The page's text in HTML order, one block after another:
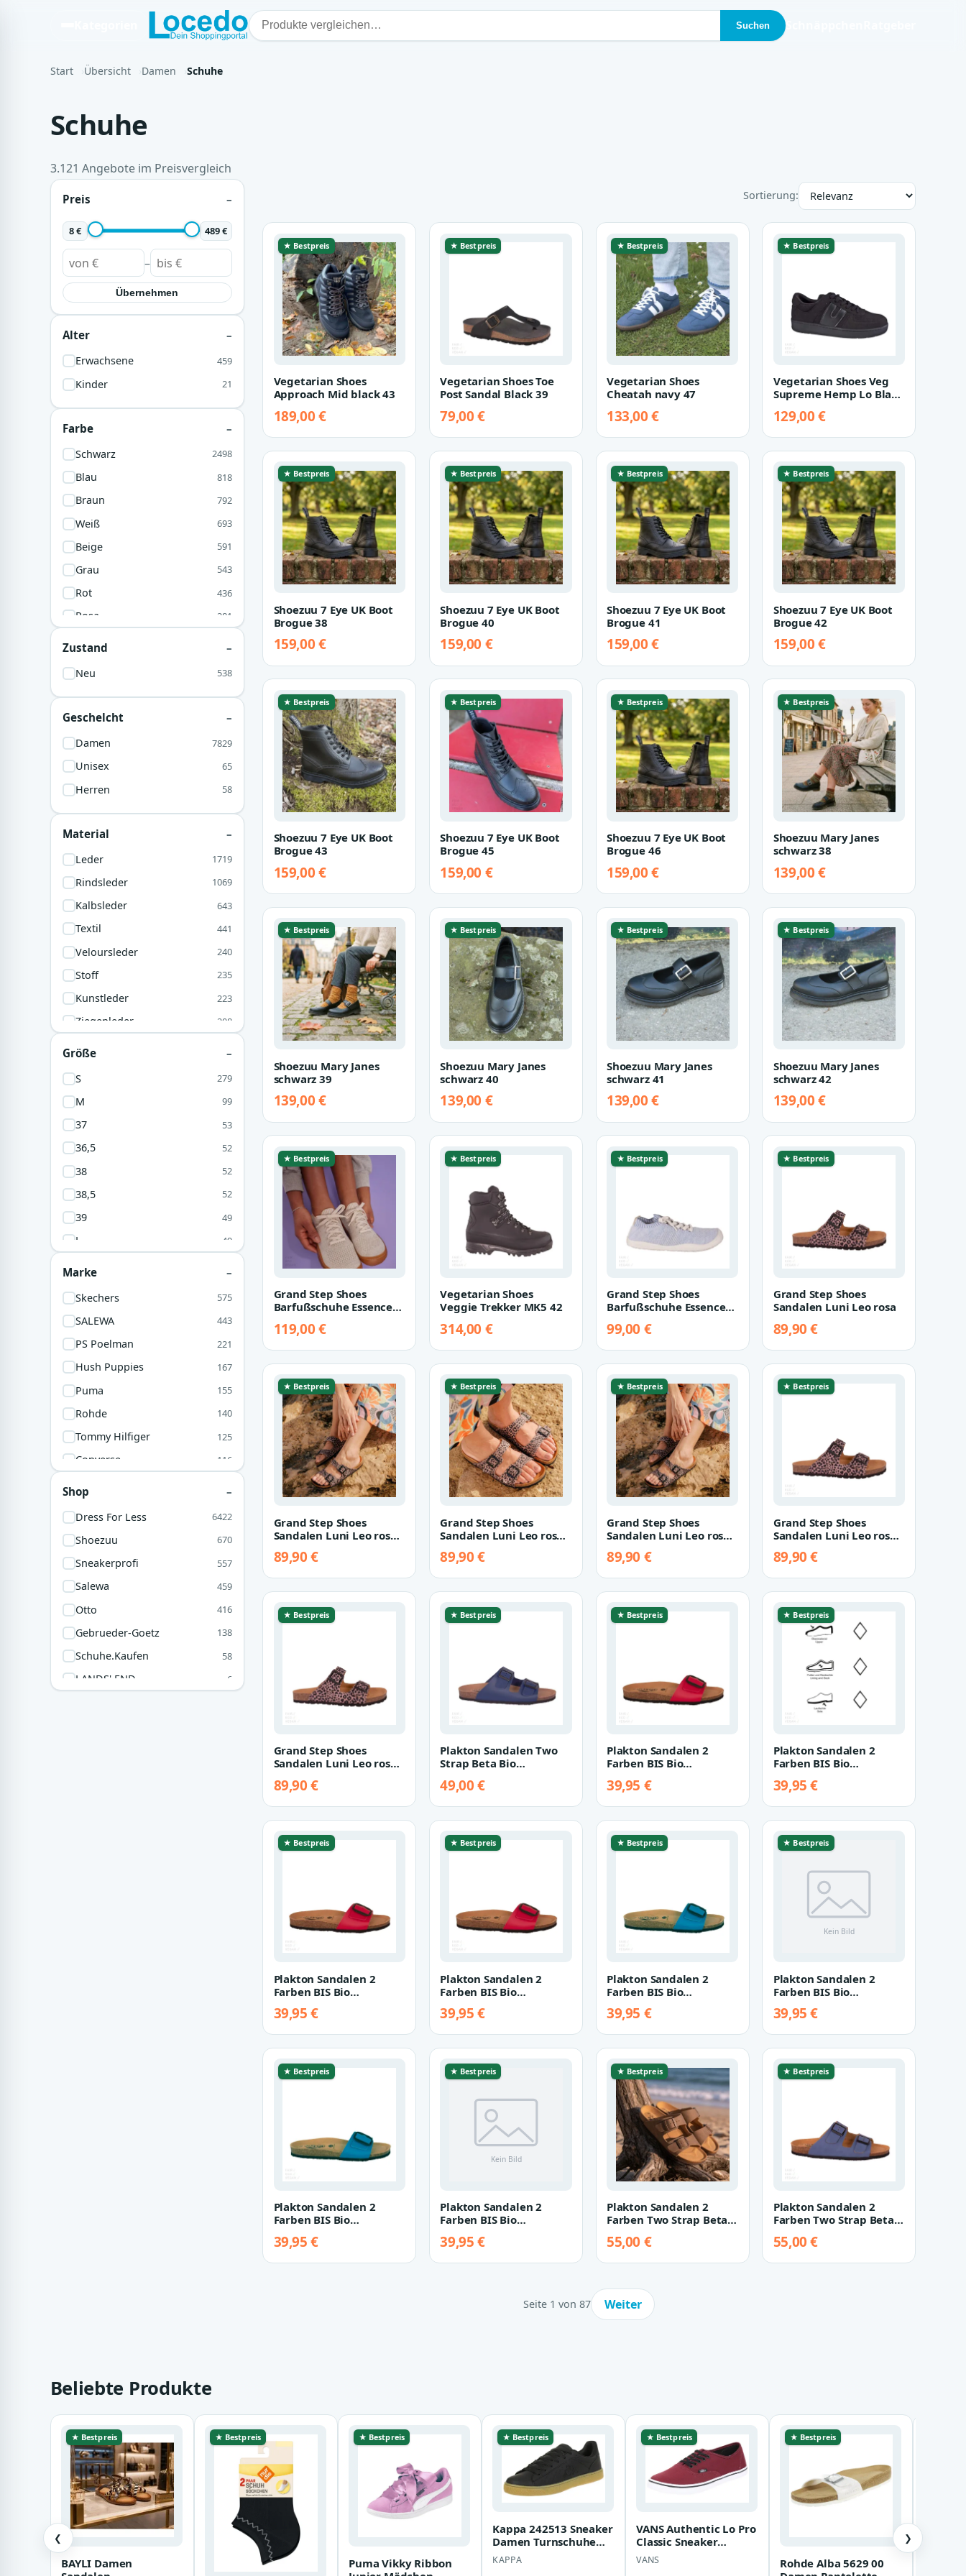
Suchen
Start Übersicht Damen Schuhe
Schuhe
3.121 Angebote im Preisvergleich
Preis
8 € 489 €
–
Übernehmen
Alter
Erwachsene 459
Kinder 21
Farbe
Schwarz 2498
Blau 818
Braun 792
Weiß 693
Beige 591
Grau 543
Rot 436
Rosa 281
Zustand
Neu 538
Geschelcht
Damen 7829
Unisex 65
Herren 58
Material
Leder 1719
Rindsleder 1069
Kalbsleder 643
Textil 441
Veloursleder 240
Stoff 235
Kunstleder 223
Ziegenleder 208
30% Polyester 50
Kautschuk 46
Obermaterial Aus Textil 45
Größe
S 279
M 99
37 53
36,5 52
38 52
38,5 52
39 49
L 49
43 9
35 8
Gr. 35 6
Marke
Skechers 575
SALEWA 443
PS Poelman 221
Hush Puppies 167
Puma 155
Rohde 140
Tommy Hilfiger 125
Converse 116
Crocs 35
Shop
Dress For Less 6422
Shoezuu 670
Sneakerprofi 557
Salewa 459
Otto 416
Gebrueder-Goetz 138
Schuhe.kaufen 58
LANDS' END 6
Sortierung:
★ Bestpreis
Vegetarian Shoes
Approach Mid black 43
189,00 €
★ Bestpreis
Vegetarian Shoes Toe
Post Sandal Black 39
79,00 €
★ Bestpreis
Vegetarian Shoes
Cheatah navy 47
133,00 €
★ Bestpreis
Vegetarian Shoes Veg
Supreme Hemp Lo Black
129,00 €
★ Bestpreis
Shoezuu 7 Eye UK Boot
Brogue 38
159,00 €
★ Bestpreis
Shoezuu 7 Eye UK Boot
Brogue 40
159,00 €
★ Bestpreis
Shoezuu 7 Eye UK Boot
Brogue 41
159,00 €
★ Bestpreis
Shoezuu 7 Eye UK Boot
Brogue 42
159,00 €
★ Bestpreis
Shoezuu 7 Eye UK Boot
Brogue 43
159,00 €
★ Bestpreis
Shoezuu 7 Eye UK Boot
Brogue 45
159,00 €
★ Bestpreis
Shoezuu 7 Eye UK Boot
Brogue 46
159,00 €
★ Bestpreis
Shoezuu Mary Janes
schwarz 38
139,00 €
★ Bestpreis
Shoezuu Mary Janes
schwarz 39
139,00 €
★ Bestpreis
Shoezuu Mary Janes
schwarz 40
139,00 €
★ Bestpreis
Shoezuu Mary Janes
schwarz 41
139,00 €
★ Bestpreis
Shoezuu Mary Janes
schwarz 42
139,00 €
★ Bestpreis
Grand Step Shoes
Barfußschuhe Essence
119,00 €
★ Bestpreis
Vegetarian Shoes
Veggie Trekker MK5 42
314,00 €
★ Bestpreis
Grand Step Shoes
Barfußschuhe Essence
99,00 €
★ Bestpreis
Grand Step Shoes
Sandalen Luni Leo rosa
89,90 €
★ Bestpreis
Grand Step Shoes
Sandalen Luni Leo rosa
89,90 €
★ Bestpreis
Grand Step Shoes
Sandalen Luni Leo rosa
89,90 €
★ Bestpreis
Grand Step Shoes
Sandalen Luni Leo rosa
89,90 €
★ Bestpreis
Grand Step Shoes
Sandalen Luni Leo rosa
89,90 €
★ Bestpreis
Grand Step Shoes
Sandalen Luni Leo rosa
89,90 €
★ Bestpreis
Plakton Sandalen Two
Strap Beta Bio
49,00 €
★ Bestpreis
Plakton Sandalen 2
Farben BIS Bio
39,95 €
★ Bestpreis
Plakton Sandalen 2
Farben BIS Bio
39,95 €
★ Bestpreis
Plakton Sandalen 2
Farben BIS Bio
39,95 €
★ Bestpreis
Plakton Sandalen 2
Farben BIS Bio
39,95 €
★ Bestpreis
Plakton Sandalen 2
Farben BIS Bio
39,95 €
★ Bestpreis
Plakton Sandalen 2
Farben BIS Bio
39,95 €
★ Bestpreis
Plakton Sandalen 2
Farben BIS Bio
39,95 €
★ Bestpreis
Plakton Sandalen 2
Farben BIS Bio
39,95 €
★ Bestpreis
Plakton Sandalen 2
Farben Two Strap Beta
55,00 €
★ Bestpreis
Plakton Sandalen 2
Farben Two Strap Beta
55,00 €
Seite 1 von 87 Weiter
Beliebte Produkte
❮
★ Bestpreis
BAYLI Damen
★ Bestpreis ★ Bestpreis
Puma Vikky Ribbon
★ Bestpreis
Kappa 242513 Sneaker
Damen Turnschuhe
Schuhe schwarz
KAPPA
★ Bestpreis
VANS Authentic Lo Pro
Classic Sneaker
Damen Schuhe
Klassiker Tunschuhe
VANS
★ Bestpreis
Rohde Alba 5629 00
❯